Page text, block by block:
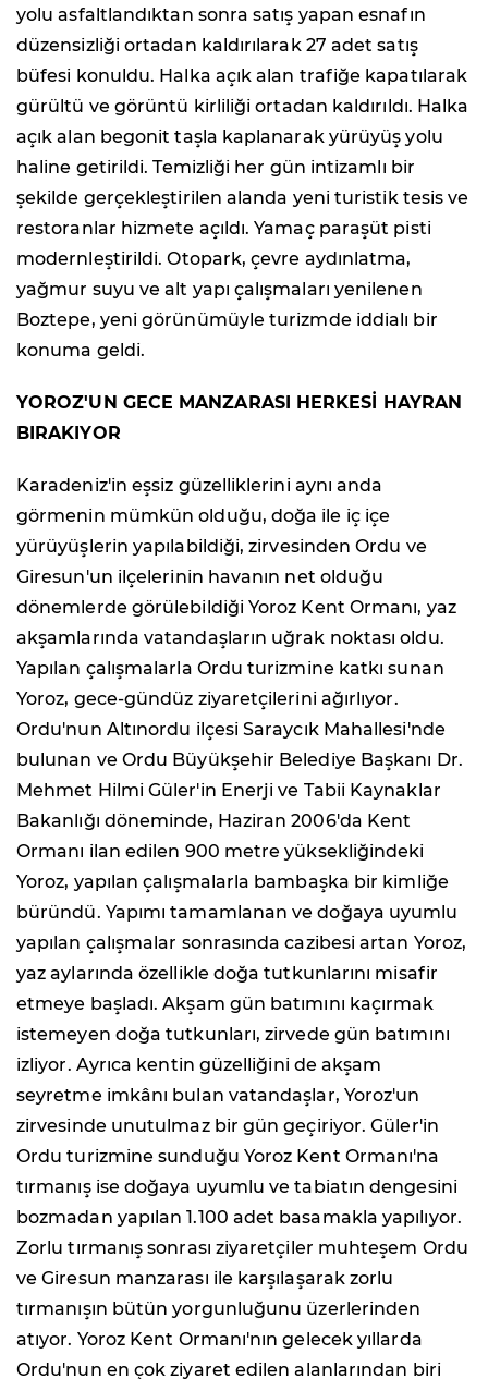
yolu asfaltlandıktan sonra satış yapan esnafın
düzensizliği ortadan kaldırılarak 27 adet satış
büfesi konuldu. Halka açık alan trafiğe kapatılarak
gürültü ve görüntü kirliliği ortadan kaldırıldı. Halka
açık alan begonit taşla kaplanarak yürüyüş yolu
haline getirildi. Temizliği her gün intizamlı bir
şekilde gerçekleştirilen alanda yeni turistik tesis ve
restoranlar hizmete açıldı. Yamaç paraşüt pisti
modernleştirildi. Otopark, çevre aydınlatma,
yağmur suyu ve alt yapı çalışmaları yenilenen
Boztepe, yeni görünümüyle turizmde iddialı bir
konuma geldi.
YOROZ'UN GECE MANZARASI HERKESİ HAYRAN
BIRAKIYOR
Karadeniz'in eşsiz güzelliklerini aynı anda
görmenin mümkün olduğu, doğa ile iç içe
yürüyüşlerin yapılabildiği, zirvesinden Ordu ve
Giresun'un ilçelerinin havanın net olduğu
dönemlerde görülebildiği Yoroz Kent Ormanı, yaz
akşamlarında vatandaşların uğrak noktası oldu.
Yapılan çalışmalarla Ordu turizmine katkı sunan
Yoroz, gece-gündüz ziyaretçilerini ağırlıyor.
Ordu'nun Altınordu ilçesi Saraycık Mahallesi'nde
bulunan ve Ordu Büyükşehir Belediye Başkanı Dr.
Mehmet Hilmi Güler'in Enerji ve Tabii Kaynaklar
Bakanlığı döneminde, Haziran 2006'da Kent
Ormanı ilan edilen 900 metre yüksekliğindeki
Yoroz, yapılan çalışmalarla bambaşka bir kimliğe
büründü. Yapımı tamamlanan ve doğaya uyumlu
yapılan çalışmalar sonrasında cazibesi artan Yoroz,
yaz aylarında özellikle doğa tutkunlarını misafir
etmeye başladı. Akşam gün batımını kaçırmak
istemeyen doğa tutkunları, zirvede gün batımını
izliyor. Ayrıca kentin güzelliğini de akşam
seyretme imkânı bulan vatandaşlar, Yoroz'un
zirvesinde unutulmaz bir gün geçiriyor. Güler'in
Ordu turizmine sunduğu Yoroz Kent Ormanı'na
tırmanış ise doğaya uyumlu ve tabiatın dengesini
bozmadan yapılan 1.100 adet basamakla yapılıyor.
Zorlu tırmanış sonrası ziyaretçiler muhteşem Ordu
ve Giresun manzarası ile karşılaşarak zorlu
tırmanışın bütün yorgunluğunu üzerlerinden
atıyor. Yoroz Kent Ormanı'nın gelecek yıllarda
Ordu'nun en çok ziyaret edilen alanlarından biri